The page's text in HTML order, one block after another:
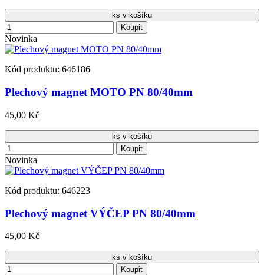
ks v košíku
Koupit
Novinka
Kód produktu: 646186
Plechový magnet MOTO PN 80/40mm
45,00 Kč
ks v košíku
Koupit
Novinka
Kód produktu: 646223
Plechový magnet VÝČEP PN 80/40mm
45,00 Kč
ks v košíku
Koupit